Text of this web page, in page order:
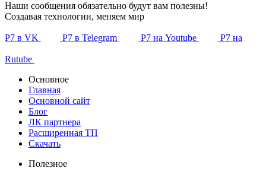
Наши сообщения обязательно будут вам полезны!
Создавая технологии, меняем мир
Р7 в VK Р7 в Telegram Р7 на Youtube Р7 на
Rutube
Основное
Главная
Основной сайт
Блог
ЛК партнера
Расширенная ТП
Скачать
Полезное